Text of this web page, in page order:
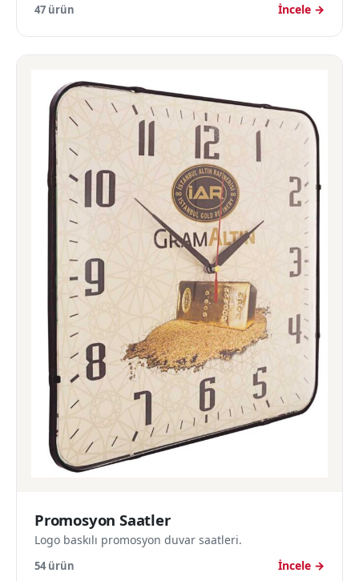
47 ürün İncele →
Promosyon Saatler
Logo baskılı promosyon duvar saatleri.
54 ürün İncele →